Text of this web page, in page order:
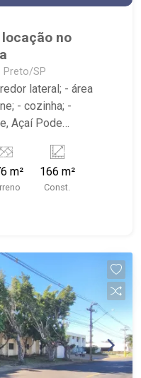
no
Preto/SP
lateral; - área
- cozinha; -
Açaí Pode
m² 166 m²
Const.